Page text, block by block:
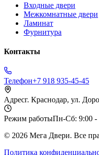
Входные двери
Межкомнатные двери
Ламинат
Фурнитура
Контакты
Телефон+7 918 935-45-45
Адресг. Краснодар, ул.
Режим работыПн-Сб: 9:00 -
© 2026 Мега Двери. Все
Политика